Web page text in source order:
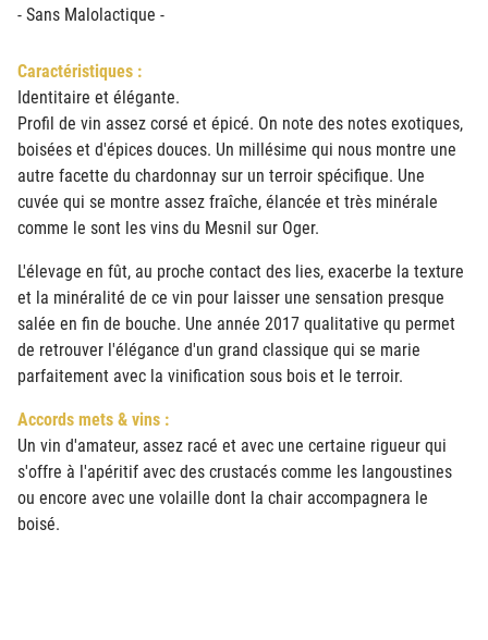
- Sans Malolactique -
Caractéristiques :
Identitaire et élégante.
Profil de vin assez corsé et épicé. On note des notes exotiques,
boisées et d'épices douces. Un millésime qui nous montre une
autre facette du chardonnay sur un terroir spécifique. Une
cuvée qui se montre assez fraîche, élancée et très minérale
comme le sont les vins du Mesnil sur Oger.
L'élevage en fût, au proche contact des lies, exacerbe la texture
et la minéralité de ce vin pour laisser une sensation presque
salée en fin de bouche. Une année 2017 qualitative qu permet
de retrouver l'élégance d'un grand classique qui se marie
parfaitement avec la vinification sous bois et le terroir.
Accords mets & vins :
Un vin d'amateur, assez racé et avec une certaine rigueur qui
s'offre à l'apéritif avec des crustacés comme les langoustines
ou encore avec une volaille dont la chair accompagnera le
boisé.